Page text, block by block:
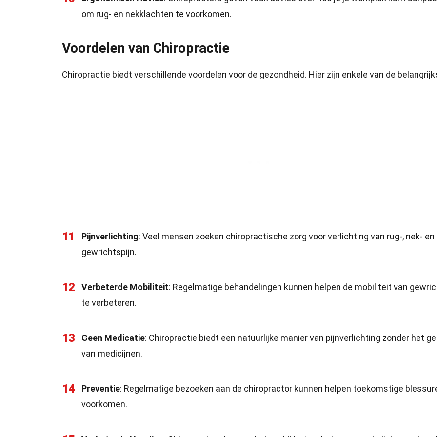
om rug- en nekklachten te voorkomen.
Voordelen van Chiropractie
Chiropractie biedt verschillende voordelen voor de gezondheid. Hier zijn enkele van de
11 Pijnverlichting: Veel mensen zoeken chiropractische zorg voor verlichting van rug-, nek- en
gewrichtspijn.
12 Verbeterde Mobiliteit: Regelmatige behandelingen kunnen helpen de mobiliteit van
te verbeteren.
13 Geen Medicatie: Chiropractie biedt een natuurlijke manier van pijnverlichting zonder het
van medicijnen.
14 Preventie: Regelmatige bezoeken aan de chiropractor kunnen helpen toekomstige
voorkomen.